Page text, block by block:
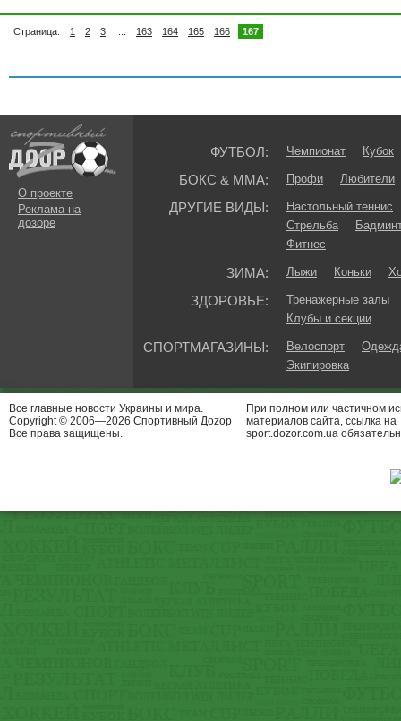
Страница: 1 2 3 163 164 165 166 167
О проекте
Реклама на
дозоре
ФУТБОЛ: Чемпионат Кубок
БОКС & ММА: Профи Любители
ДРУГИЕ ВИДЫ:
Настольный теннис
Стрельба
Фитнес
ЗИМА: Лыжи Коньки
ЗДОРОВЬЕ:
Тренажерные залы
Клубы и секции
СПОРТМАГАЗИНЫ: Велоспорт
Экипировка
Все главные новости Украины и мира.
Copyright © 2006—2026 Спортивный Доzор
Все права защищены.
При полном или частичном
материалов сайта, ссылка на
sport.dozor.com.ua